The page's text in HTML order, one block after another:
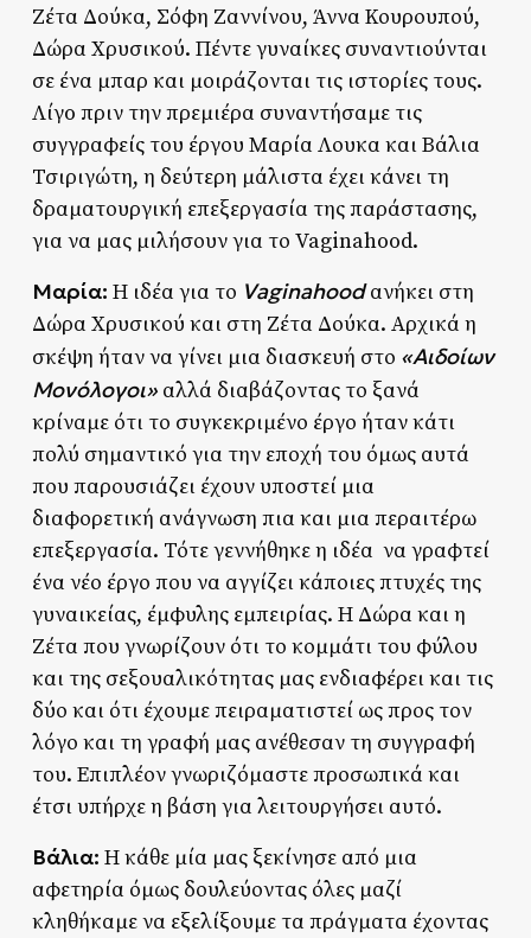
Ζέτα Δούκα, Σόφη Ζαννίνου, Άννα Κουρουπού,
Δώρα Χρυσικού. Πέντε γυναίκες συναντιούνται
σε ένα μπαρ και μοιράζονται τις ιστορίες τους.
Λίγo πριν την πρεμιέρα συναντήσαμε τις
συγγραφείς του έργου Μαρία Λουκα και Βάλια
Τσιριγώτη, η δεύτερη μάλιστα έχει κάνει τη
δραματουργική επεξεργασία της παράστασης,
για να μας μιλήσουν για το Vaginahood.
Μαρία: Η ιδέα για το Vaginahoodανήκει στη
Δώρα Χρυσικού και στη Ζέτα Δούκα. Αρχικά η
σκέψη ήταν να γίνει μια διασκευή στο «Αιδοίων
Μονόλογοι»αλλά διαβάζοντας το ξανά
κρίναμε ότι το συγκεκριμένο έργο ήταν κάτι
πολύ σημαντικό για την εποχή του όμως αυτά
που παρουσιάζει έχουν υποστεί μια
διαφορετική ανάγνωση πια και μια περαιτέρω
επεξεργασία. Τότε γεννήθηκε η ιδέα να γραφτεί
ένα νέο έργο που να αγγίζει κάποιες πτυχές της
γυναικείας, έμφυλης εμπειρίας. Η Δώρα και η
Ζέτα που γνωρίζουν ότι το κομμάτι του φύλου
και της σεξουαλικότητας μας ενδιαφέρει και τις
δύο και ότι έχουμε πειραματιστεί ως προς τον
λόγο και τη γραφή μας ανέθεσαν τη συγγραφή
του. Επιπλέον γνωριζόμαστε προσωπικά και
έτσι υπήρχε η βάση για λειτουργήσει αυτό.
Βάλια: Η κάθε μία μας ξεκίνησε από μια
αφετηρία όμως δουλεύοντας όλες μαζί
κληθήκαμε να εξελίξουμε τα πράγματα έχοντας